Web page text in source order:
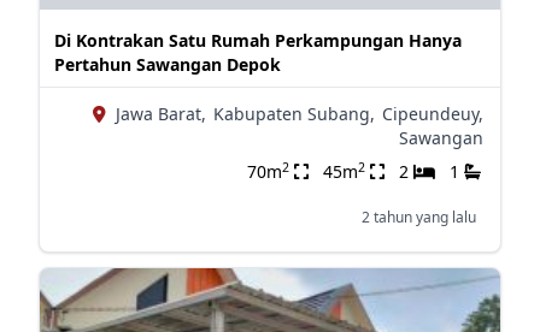
Di Kontrakan Satu Rumah Perkampungan Hanya
Pertahun Sawangan Depok
Jawa Barat, Kabupaten Subang, Cipeundeuy,
Sawangan
70m2 45m2 2 1
2 tahun yang lalu